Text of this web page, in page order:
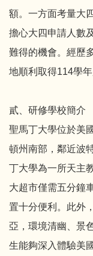
額。一方面考量大
擔心大四申請人數
難得的機會。經歷
地順利取得114學
貳、研修學校簡介
聖馬丁大學位於美
頓州南部，鄰近波
丁大學為一所天主
大超市僅需五分鐘
置十分便利。此外
亞，環境清幽、景
生能夠深入體驗美